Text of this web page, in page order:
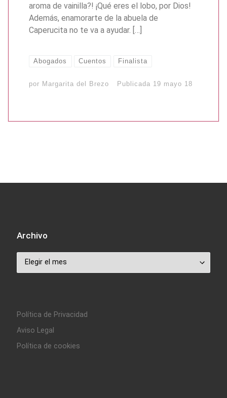
aroma de vainilla?! ¡Qué eres el lobo, por Dios!
Además, enamorarte de la abuela de
Caperucita no te va a ayudar. […]
Abogados Cuentos Finalista
por Margarita del Brezo Publicada 19 mayo 18
Archivo
Archivo
Política de Privacidad
Aviso Legal
Política de cookies